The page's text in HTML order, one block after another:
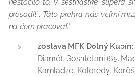
nestačilo to, v šestnástke súpera
presadiť . Táto prehra nás veľmi
na čom pracovať."
zostava MFK Dolný Kubín:
Diamé), Goshteliani (65.
Kamladze, Kolorédy,